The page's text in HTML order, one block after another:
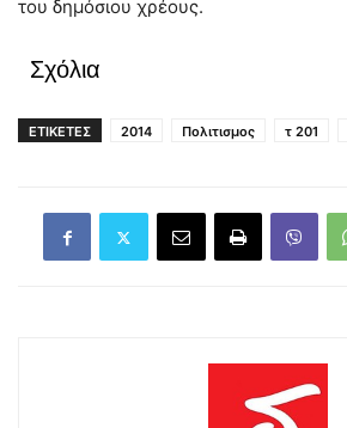
του δημόσιου χρέους.
Σχόλια
ΕΤΙΚΕΤΕΣ 2014 Πολιτισμος τ 201